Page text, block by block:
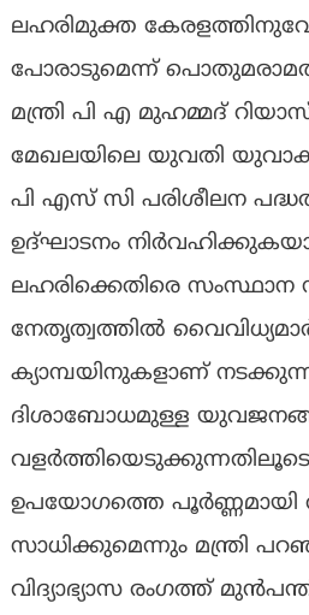
ലഹരിമുക്ത
പോരാടുമെന്ന്
മന്ത്രി പി എ മുഹമ്മദ്
മേഖലയിലെ യുവതി
പി എസ് സി പരിശീലന
ഉദ്ഘാടനം
ലഹരിക്കെതിരെ സംസ്ഥാന
നേതൃത്വത്തിൽ
ക്യാമ്പയിനുകളാണ്
ദിശാബോധമുള്ള
ഉപയോഗത്തെ പൂർണ്ണമായി
സാധിക്കുമെന്നും മന്ത്രി
വിദ്യാഭ്യാസ രംഗത്ത്